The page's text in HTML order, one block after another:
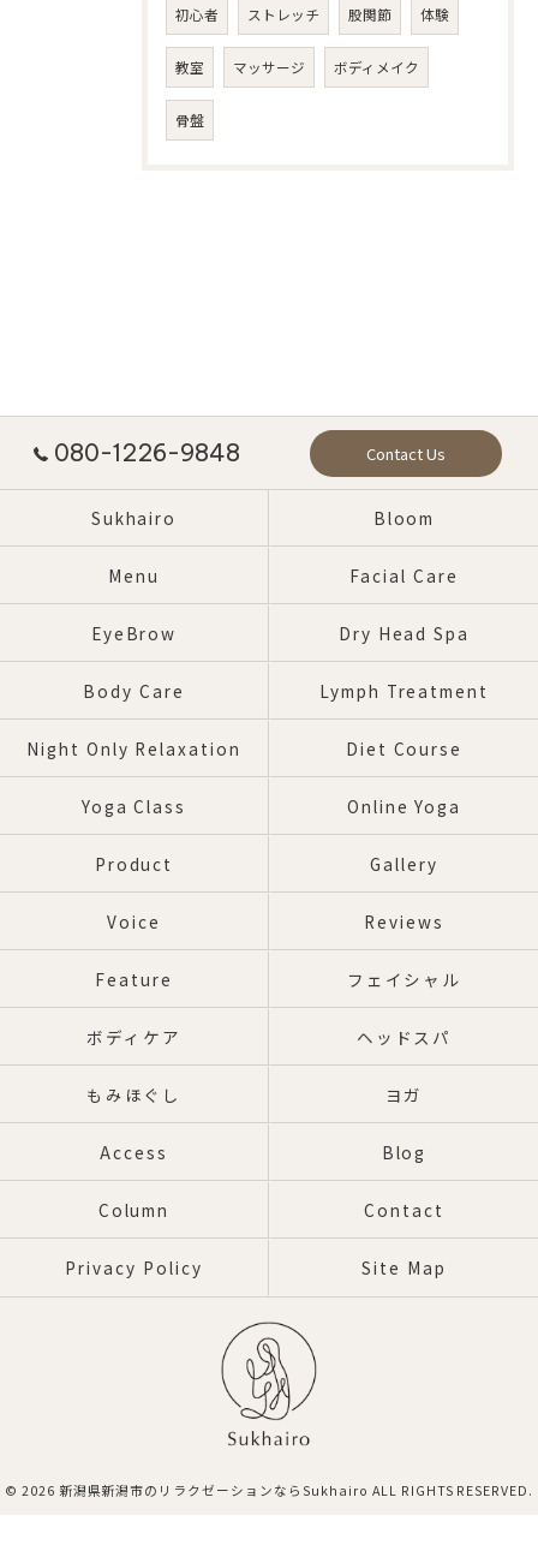
初心者 ストレッチ 股関節 体験
教室 マッサージ ボディメイク
骨盤
080-1226-9848 Contact Us
Sukhairo Bloom
Menu Facial Care
EyeBrow Dry Head Spa
Body Care Lymph Treatment
Night Only Relaxation Diet Course
Yoga Class Online Yoga
Product Gallery
Voice Reviews
Feature フェイシャル
ボディケア ヘッドスパ
もみほぐし ヨガ
Access Blog
Column Contact
Privacy Policy Site Map
© 2026 新潟県新潟市のリラクゼーションならSukhairo ALL RIGHTS RESERVED.